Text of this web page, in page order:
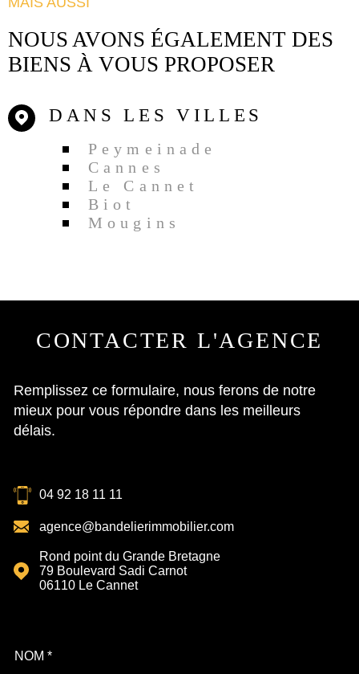
NOUS AVONS ÉGALEMENT DES
BIENS À VOUS PROPOSER
DANS LES VILLES
Peymeinade
Cannes
Le Cannet
Biot
Mougins
CONTACTER L'AGENCE
Remplissez ce formulaire, nous ferons de notre
mieux pour vous répondre dans les meilleurs
délais.
04 92 18 11 11
agence@bandelierimmobilier.com
Rond point du Grande Bretagne
79 Boulevard Sadi Carnot
06110
Le Cannet
NOM *